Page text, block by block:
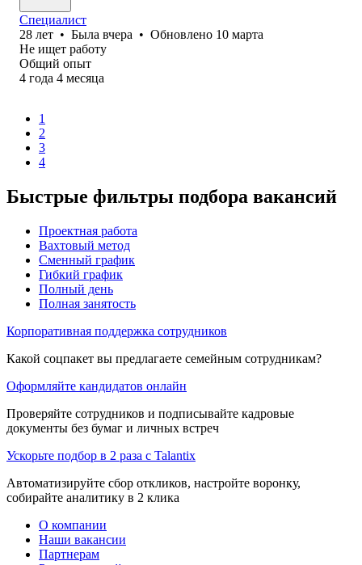
Специалист
28 лет • Была вчера • Обновлено 10 марта
Не ищет работу
Общий опыт
4 года 4 месяца
1
2
3
4
Быстрые фильтры подбора вакансий
Проектная работа
Вахтовый метод
Сменный график
Гибкий график
Полный день
Полная занятость
Корпоративная поддержка сотрудников
Какой соцпакет вы предлагаете семейным сотрудникам?
Оформляйте кандидатов онлайн
Проверяйте сотрудников и подписывайте кадровые
документы без бумаг и личных встреч
Ускорьте подбор в 2 раза с Talantix
Автоматизируйте сбор откликов, настройте воронку,
собирайте аналитику в 2 клика
О компании
Наши вакансии
Партнерам